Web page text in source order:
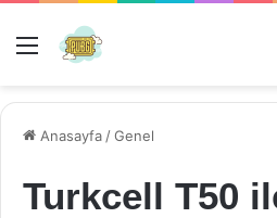
Menü
Anasayfa /Genel
Turkcell T50